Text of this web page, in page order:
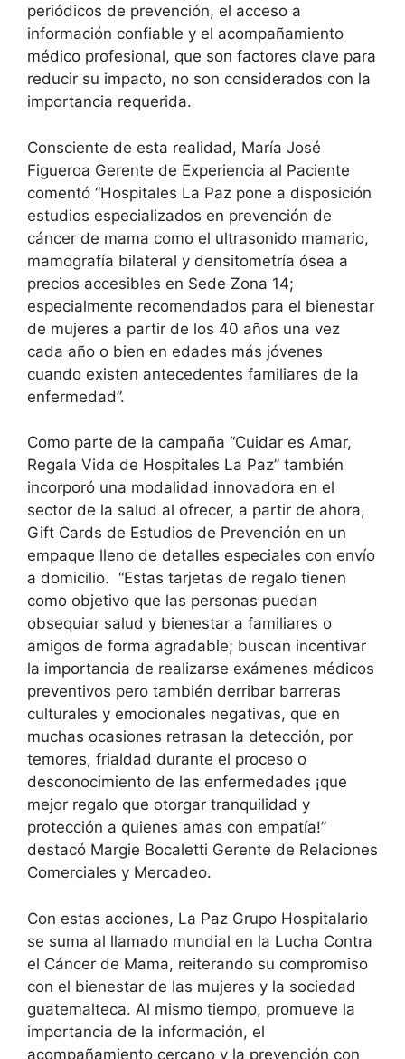
periódicos de prevención, el acceso a
información confiable y el acompañamiento
médico profesional, que son factores clave para
reducir su impacto, no son considerados con la
importancia requerida.
Consciente de esta realidad, María José
Figueroa Gerente de Experiencia al Paciente
comentó “Hospitales La Paz pone a disposición
estudios especializados en prevención de
cáncer de mama como el ultrasonido mamario,
mamografía bilateral y densitometría ósea a
precios accesibles en Sede Zona 14;
especialmente recomendados para el bienestar
de mujeres a partir de los 40 años una vez
cada año o bien en edades más jóvenes
cuando existen antecedentes familiares de la
enfermedad”.
Como parte de la campaña “Cuidar es Amar,
Regala Vida de Hospitales La Paz” también
incorporó una modalidad innovadora en el
sector de la salud al ofrecer, a partir de ahora,
Gift Cards de Estudios de Prevención en un
empaque lleno de detalles especiales con envío
a domicilio. “Estas tarjetas de regalo tienen
como objetivo que las personas puedan
obsequiar salud y bienestar a familiares o
amigos de forma agradable; buscan incentivar
la importancia de realizarse exámenes médicos
preventivos pero también derribar barreras
culturales y emocionales negativas, que en
muchas ocasiones retrasan la detección, por
temores, frialdad durante el proceso o
desconocimiento de las enfermedades ¡que
mejor regalo que otorgar tranquilidad y
protección a quienes amas con empatía!”
destacó Margie Bocaletti Gerente de Relaciones
Comerciales y Mercadeo.
Con estas acciones, La Paz Grupo Hospitalario
se suma al llamado mundial en la Lucha Contra
el Cáncer de Mama, reiterando su compromiso
con el bienestar de las mujeres y la sociedad
guatemalteca. Al mismo tiempo, promueve la
importancia de la información, el
acompañamiento cercano y la prevención con